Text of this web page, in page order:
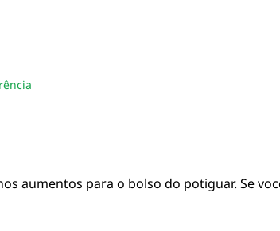
aumentos para o bolso do potiguar. Se